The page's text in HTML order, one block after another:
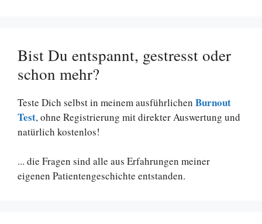
Bist Du entspannt, gestresst oder
schon mehr?
Teste Dich selbst in meinem ausführlichen Burnout
Test, ohne Registrierung mit direkter Auswertung und
natürlich kostenlos!
... die Fragen sind alle aus Erfahrungen meiner
eigenen Patientengeschichte entstanden.